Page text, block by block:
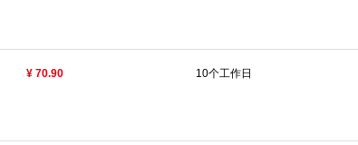
¥ 70.90 10个工作日